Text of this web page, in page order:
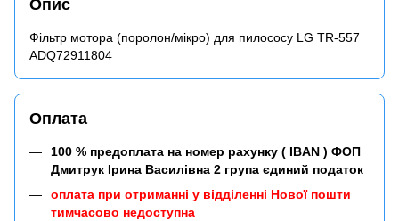
Опис
Фільтр мотора (поролон/мікро) для пилососу LG TR-557
ADQ72911804
Оплата
100 % предоплата на номер рахунку ( IBAN ) ФОП
Дмитрук Ірина Василівна 2 група єдиний податок
оплата при отриманні у відділенні Нової пошти
тимчасово недоступна